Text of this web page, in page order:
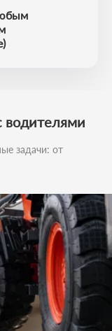
водителями
задачи: от